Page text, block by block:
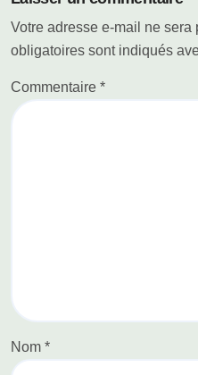
Votre adresse e-mail ne sera
obligatoires sont indiqués
Commentaire *
Nom *